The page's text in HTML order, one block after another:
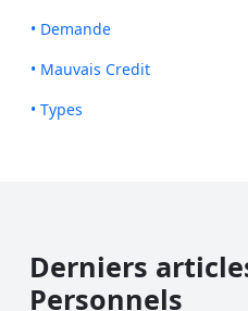
• Demande
• Mauvais Credit
• Types
Derniers
Personnels